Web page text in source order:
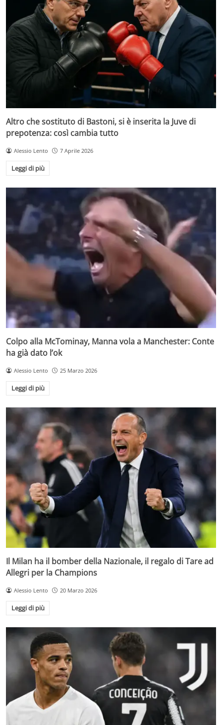
Altro che sostituto di Bastoni, si è inserita la Juve di
prepotenza: così cambia tutto
Alessio Lento 7 Aprile 2026
Leggi di più
Colpo alla McTominay, Manna vola a Manchester: Conte
ha già dato l’ok
Alessio Lento 25 Marzo 2026
Leggi di più
Il Milan ha il bomber della Nazionale, il regalo di Tare ad
Allegri per la Champions
Alessio Lento 20 Marzo 2026
Leggi di più